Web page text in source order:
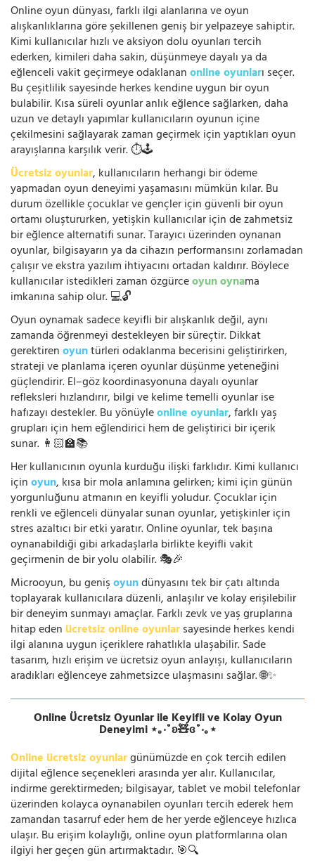
Online oyun dünyası, farklı ilgi alanlarına ve oyun
alışkanlıklarına göre şekillenen geniş bir yelpazeye sahiptir.
Kimi kullanıcılar hızlı ve aksiyon dolu oyunları tercih
ederken, kimileri daha sakin, düşünmeye dayalı ya da
eğlenceli vakit geçirmeye odaklananonline oyunları seçer.
Bu çeşitlilik sayesinde herkes kendine uygun bir oyun
bulabilir. Kısa süreli oyunlar anlık eğlence sağlarken, daha
uzun ve detaylı yapımlar kullanıcıların oyunun içine
çekilmesini sağlayarak zaman geçirmek için yaptıkları oyun
arayışlarına karşılık verir. ⏱️🕹️
Ücretsiz oyunlar, kullanıcıların herhangi bir ödeme
yapmadan oyun deneyimi yaşamasını mümkün kılar. Bu
durum özellikle çocuklar ve gençler için güvenli bir oyun
ortamı oluştururken, yetişkin kullanıcılar için de zahmetsiz
bir eğlence alternatifi sunar. Tarayıcı üzerinden oynanan
oyunlar, bilgisayarın ya da cihazın performansını zorlamadan
çalışır ve ekstra yazılım ihtiyacını ortadan kaldırır. Böylece
kullanıcılar istedikleri zaman özgürceoyun oynama
imkanına sahip olur. 💻🔓
Oyun oynamak sadece keyifli bir alışkanlık değil, aynı
zamanda öğrenmeyi destekleyen bir süreçtir. Dikkat
gerektirenoyuntürleri odaklanma becerisini geliştirirken,
strateji ve planlama içeren oyunlar düşünme yeteneğini
güçlendirir. El–göz koordinasyonuna dayalı oyunlar
refleksleri hızlandırır, bilgi ve kelime temelli oyunlar ise
hafızayı destekler. Bu yönüyleonline oyunlar, farklı yaş
grupları için hem eğlendirici hem de geliştirici bir içerik
sunar. 👩🏻‍🏫📚
Her kullanıcının oyunla kurduğu ilişki farklıdır. Kimi kullanıcı
içinoyun, kısa bir mola anlamına gelirken; kimi için günün
yorgunluğunu atmanın en keyifli yoludur. Çocuklar için
renkli ve eğlenceli dünyalar sunan oyunlar, yetişkinler için
stres azaltıcı bir etki yaratır. Online oyunlar, tek başına
oynanabildiği gibi arkadaşlarla birlikte keyifli vakit
geçirmenin de bir yolu olabilir. 🎭🎉
Microoyun, bu genişoyundünyasını tek bir çatı altında
toplayarak kullanıcılara düzenli, anlaşılır ve kolay erişilebilir
bir deneyim sunmayı amaçlar. Farklı zevk ve yaş gruplarına
hitap eden ücretsiz online oyunlarsayesinde herkes kendi
ilgi alanına uygun içeriklere rahatlıkla ulaşabilir. Sade
tasarım, hızlı erişim ve ücretsiz oyun anlayışı, kullanıcıların
aradıkları eğlenceye zahmetsizce ulaşmasını sağlar. 🌐✨
Online Ücretsiz Oyunlar ile Keyifli ve Kolay Oyun
Deneyimi ⋆｡‧˚ʚ🧸ɞ˚‧｡⋆
Online ücretsiz oyunlargünümüzde en çok tercih edilen
dijital eğlence seçenekleri arasında yer alır. Kullanıcılar,
indirme gerektirmeden; bilgisayar, tablet ve mobil telefonlar
üzerinden kolayca oynanabilen oyunları tercih ederek hem
zamandan tasarruf eder hem de her yerde eğlenceye hızlıca
ulaşır. Bu erişim kolaylığı, online oyun platformlarına olan
ilgiyi her geçen gün artırmaktadır. 🎯🔍